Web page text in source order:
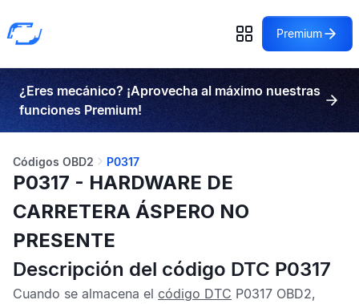
Premium
¿Eres mecánico? ¡Aprovecha al máximo nuestras
funciones Premium!
Códigos OBD2 P0317
P0317 - HARDWARE DE
CARRETERA ÁSPERO NO
PRESENTE
Descripción del código DTC P0317
Cuando se almacena el código DTC P0317 OBD2,